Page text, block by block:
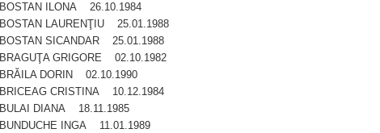
BOSTAN ILONA 26.10.1984
BOSTAN LAURENŢIU 25.01.1988
BOSTAN SICANDAR 25.01.1988
BRAGUŢA GRIGORE 02.10.1982
BRĂILA DORIN 02.10.1990
BRICEAG CRISTINA 10.12.1984
BULAI DIANA 18.11.1985
BUNDUCHE INGA 11.01.1989